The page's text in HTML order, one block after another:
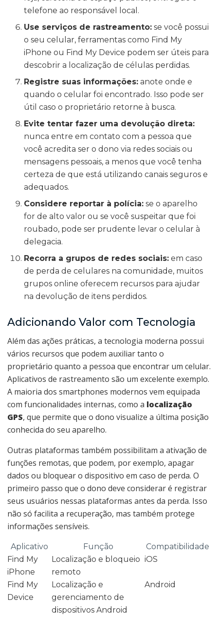
telefone ao responsável local.
Use serviços de rastreamento: se você possui
o seu celular, ferramentas como Find My
iPhone ou Find My Device podem ser úteis para
descobrir a localização de células perdidas.
Registre suas informações: anote onde e
quando o celular foi encontrado. Isso pode ser
útil caso o proprietário retorne à busca.
Evite tentar fazer uma devolução direta:
nunca entre em contato com a pessoa que
você acredita ser o dono via redes sociais ou
mensagens pessoais, a menos que você tenha
certeza de que está utilizando canais seguros e
adequados.
Considere reportar à polícia: se o aparelho
for de alto valor ou se você suspeitar que foi
roubado, pode ser prudente levar o celular à
delegacia.
Recorra a grupos de redes sociais: em caso
de perda de celulares na comunidade, muitos
grupos online oferecem recursos para ajudar
na devolução de itens perdidos.
Adicionando Valor com Tecnologia
Além das ações práticas, a tecnologia moderna possui
vários recursos que podem auxiliar tanto o
proprietário quanto a pessoa que encontrar um celular.
Aplicativos de rastreamento são um excelente exemplo.
A maioria dos smartphones modernos vem equipada
com funcionalidades internas, como a localização
GPS, que permite que o dono visualize a última posição
conhecida do seu aparelho.
Outras plataformas também possibilitam a ativação de
funções remotas, que podem, por exemplo, apagar
dados ou bloquear o dispositivo em caso de perda. O
primeiro passo que o dono deve considerar é registrar
seus usuários nessas plataformas antes da perda. Isso
não só facilita a recuperação, mas também protege
informações sensíveis.
Aplicativo Função
Compatibilidade
Find My
iPhone
Localização e bloqueio
remoto
iOS
Find My
Device
Localização e
gerenciamento de
dispositivos Android
Android